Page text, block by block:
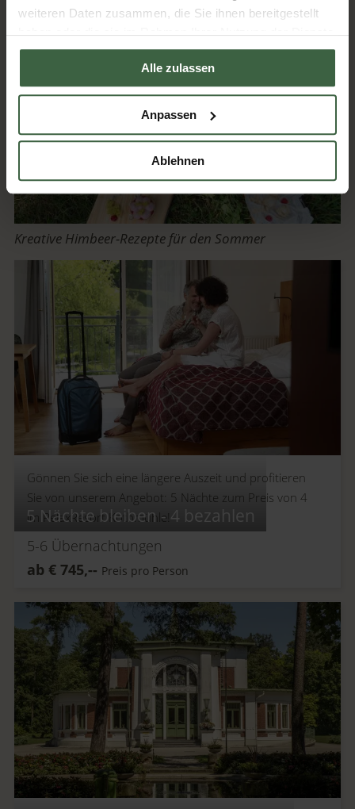
weiteren Daten zusammen, die Sie ihnen bereitgestellt
haben oder die sie im Rahmen Ihrer Nutzung der Dienste
gesammelt haben.
Alle zulassen
Anpassen
Ablehnen
Beliebte Artikel
Kreative Himbeer-Rezepte für den Sommer
5 Nächte bleiben - 4 bezahlen
Gönnen Sie sich eine längere Auszeit und profitieren
Sie von unserem Angebot: 5 Nächte zum Preis von 4
im RelaxResort Kothmühle!
5-6 Übernachtungen
ab € 745,-- Preis pro Person